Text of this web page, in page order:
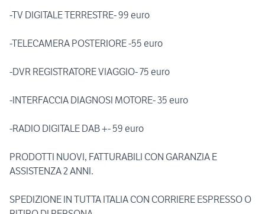
-TV DIGITALE TERRESTRE- 99 euro
-TELECAMERA POSTERIORE -55 euro
-DVR REGISTRATORE VIAGGIO- 75 euro
-INTERFACCIA DIAGNOSI MOTORE- 35 euro
-RADIO DIGITALE DAB +- 59 euro
PRODOTTI NUOVI, FATTURABILI CON GARANZIA E
ASSISTENZA 2 ANNI.
SPEDIZIONE IN TUTTA ITALIA CON CORRIERE ESPRESSO O